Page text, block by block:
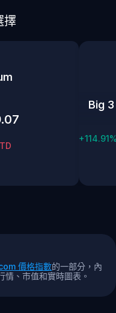
擇
Big 3
價格指數的一部分，內
情、市值和實時圖表。